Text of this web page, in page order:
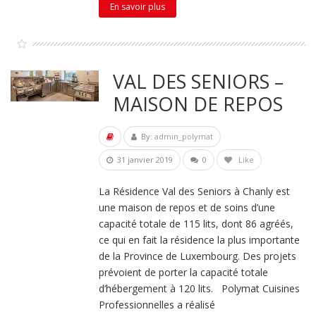
En savoir plus
VAL DES SENIORS –
MAISON DE REPOS
By:admin_polymat
31 janvier 2019 0 Like
La Résidence Val des Seniors à Chanly est
une maison de repos et de soins d’une
capacité totale de 115 lits, dont 86 agréés,
ce qui en fait la résidence la plus importante
de la Province de Luxembourg. Des projets
prévoient de porter la capacité totale
d’hébergement à 120 lits. Polymat Cuisines
Professionnelles a réalisé